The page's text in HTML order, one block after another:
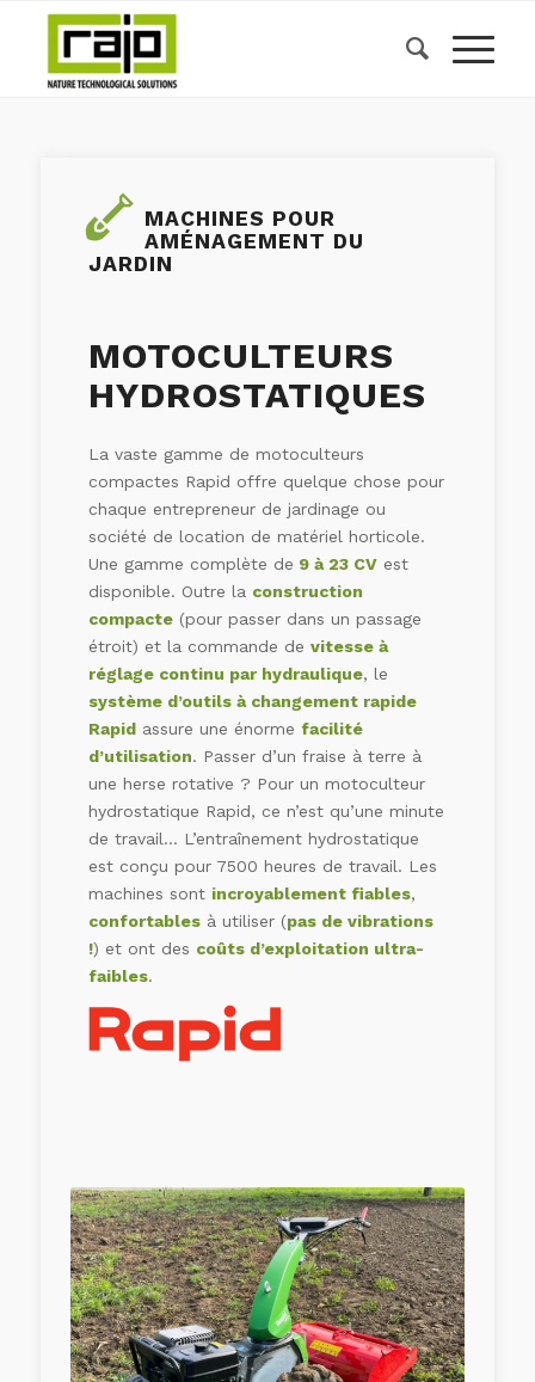
MACHINES POUR
AMÉNAGEMENT DU
JARDIN
MOTOCULTEURS
HYDROSTATIQUES
La vaste gamme de motoculteurs
compactes Rapid offre quelque chose pour
chaque entrepreneur de jardinage ou
société de location de matériel horticole.
Une gamme complète de 9 à 23 CVest
disponible. Outre la construction
compacte(pour passer dans un passage
étroit) et la commande de vitesse à
réglage continu par hydraulique, le
système d’outils à changement rapide
Rapidassure une énorme facilité
d’utilisation. Passer d’un fraise à terre à
une herse rotative ? Pour un motoculteur
hydrostatique Rapid, ce n’est qu’une minute
de travail… L’entraînement hydrostatique
est conçu pour 7500 heures de travail. Les
machines sont incroyablement fiables,
confortablesà utiliser (pas de vibrations
!) et ont des coûts d’exploitation ultra-
faibles.